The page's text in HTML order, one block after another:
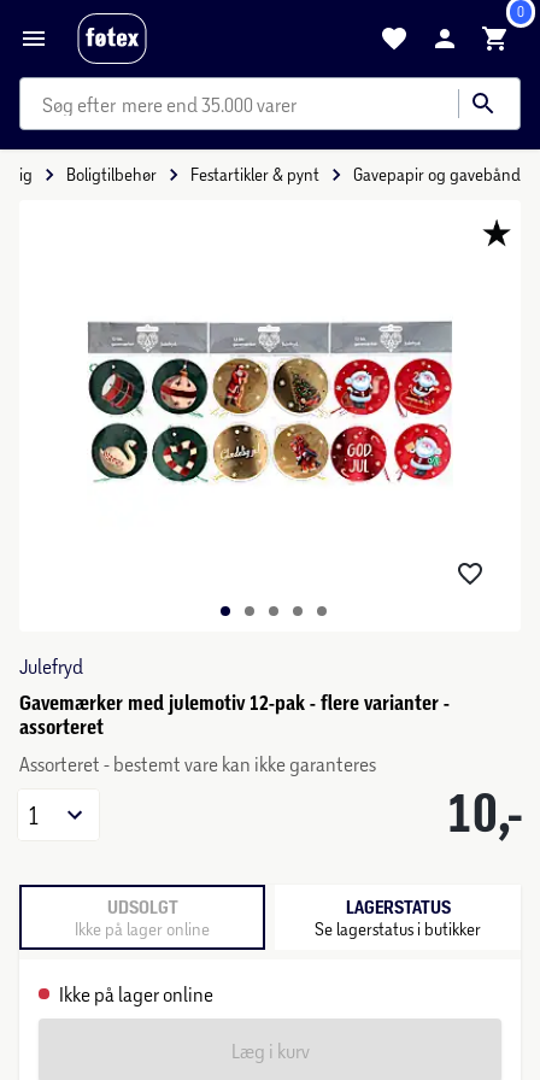
0
mere end 35.000 varer
Boligtilbehør Festartikler & pynt Gavepapir og gavebånd
Julefryd
Gavemærker med julemotiv 12-pak - flere varianter -
assorteret
Assorteret - bestemt vare kan ikke garanteres
10,-
1
UDSOLGT
Ikke på lager online
LAGERSTATUS
Se lagerstatus i butikker
Ikke på lager online
Læg i kurv